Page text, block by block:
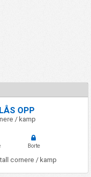
LÅS OPP
/ kamp
Borte
cornere / kamp